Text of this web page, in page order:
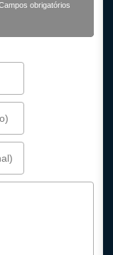
obrigatórios